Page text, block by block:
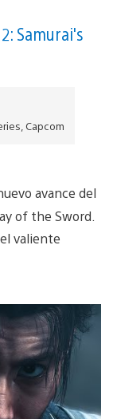
Samurai's
Capcom
avance del
of the Sword.
valiente